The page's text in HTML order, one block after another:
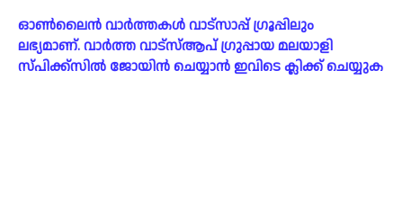
ഓൺലൈൻ വാർത്തകൾ വാട്സാപ്പ് ഗ്രൂപ്പിലും
ലഭ്യമാണ്. വാർത്ത വാട്സ്ആപ് ഗ്രുപ്പായ മലയാളി
സ്പിക്ക്സിൽ ജോയിൻ ചെയ്യാൻ ഇവിടെ ക്ലിക്ക് ചെയ്യുക